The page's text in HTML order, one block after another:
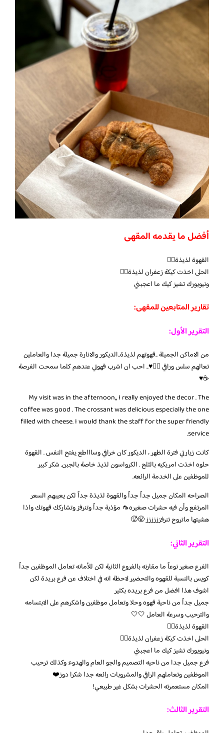
أفضل ما يقدمه المقهى
القهوة لذيذة👍🏼
الحلى اخذت كيكة زعفران لذيذة👍🏼
ونيويورك تشيز كيك ما اعجبني
تقارير المتابعين للمقهى:
التقرير الأول:
من الاماكن الجميلة ..قهوتهم لذيذة..الديكور والانارة جميلة جدا والعاملين
تعالهم سلس وراقي 👍🏼♥️.. احب ان اشرب قهوتي عندهم كلما سمحت الفرصة
☕️♥️
My visit was in the afternoon,, I really enjoyed the decor . The
coffee was good . The crossant was delicious especially the one
filled with cheese. I would thank the staff for the super friendly
service.
كانت زيارتي فترة الظهر ، الديكور كان خرافي وساااطع يفتح النفس . القهوة
حلوه اخذت امريكيه بالثلج . الكرواسون لذيذ خاصة بالجبن. شكر كبير
للموظفين على الخدمة الرائعه.
الصراحه المكان جميل جداً جداً والقهوة لذيذة جداً لكن يعيبهم السعر
المرتفع وأن فيه حشرات صغيره🦟 مؤذية جداً وتنرفز وتشاركك قهوتك واذا
هشيتها ماتروح تنرفزززززز 😤🥵
التقرير الثاني:
الفرع صغير نوعاً ما مقارنه بالفروع الثانية لكن للأمانه تعامل الموظفين جداً
كويس بالنسبة للقهوه والتحضير لاحظة انه في اختلاف عن فرع بريدة لكن
اشوف هذا افضل من فرع بريده بكثير
جميل جداً من ناحية قهوه وحلا وتعامل موظفين واشكرهم على الابتسامه
والترحيب وسرعة العامل 🤍🤍
القهوة لذيذة👍🏼
الحلى اخذت كيكة زعفران لذيذة👍🏼
ونيويورك تشيز كيك ما اعجبني
فرع جميل جدا من ناحيه التصميم والجو العام والهدوء وكذلك ترحيب
الموظفين وتعاملهم الراقي والمشروبات رائعه جدا شكرا دوز❤️
المكان مستعمرته الحشرات بشكل غير طبيعي!
التقرير الثالث: